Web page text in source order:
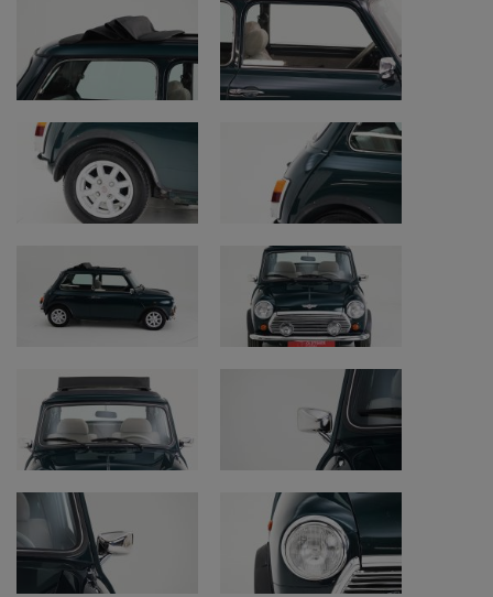
• Lakwerk: herlakt met sporen van normaal
gebruik
• Kap: beschadigd maar presenteert nog
redelijk
• Onderzijde: origineel en goed ongekuist
• Banden: goede staat, gaan nog een paar
• Opmerking: banden van 2017
• Interieur en tapijten: origineel met sporen
• Controle chassisnummer: origineel en
leesbaar
• Motorruimte: origineel en goede eerlijke
staat
Motor en techniek
• Motor: origineel en goede eerlijke staat